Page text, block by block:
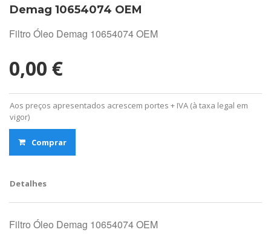
Demag 10654074 OEM
Filtro Óleo Demag 10654074 OEM
0,00 €
Aos preços apresentados acrescem portes + IVA (à taxa legal em
vigor)
Comprar
Detalhes
Filtro Óleo Demag 10654074 OEM